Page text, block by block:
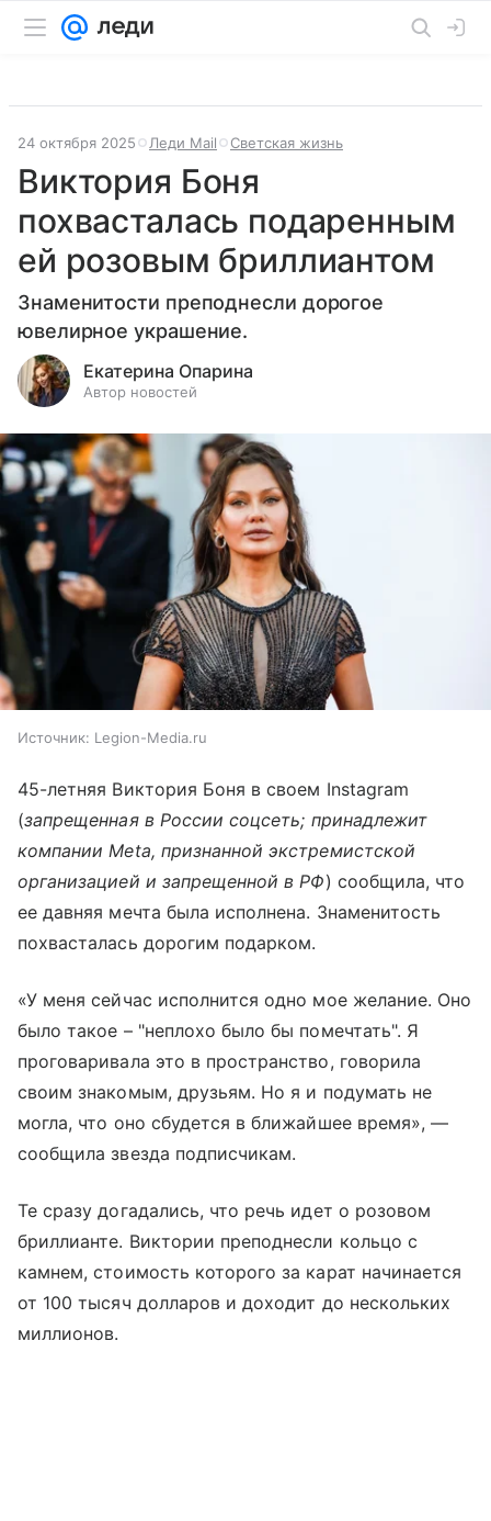
24 октября 2025 Леди Mail Светская жизнь
Виктория Боня
похвасталась подаренным
ей розовым бриллиантом
Знаменитости преподнесли дорогое
ювелирное украшение.
Екатерина Опарина
Автор новостей
Источник: Legion-Media.ru
45-летняя Виктория Боня в своем Instagram
(запрещенная в России соцсеть; принадлежит
компании Meta, признанной экстремистской
организацией и запрещенной в РФ) сообщила, что
ее давняя мечта была исполнена. Знаменитость
похвасталась дорогим подарком.
«У меня сейчас исполнится одно мое желание. Оно
было такое – "неплохо было бы помечтать". Я
проговаривала это в пространство, говорила
своим знакомым, друзьям. Но я и подумать не
могла, что оно сбудется в ближайшее время», —
сообщила звезда подписчикам.
Те сразу догадались, что речь идет о розовом
бриллианте. Виктории преподнесли кольцо с
камнем, стоимость которого за карат начинается
от 100 тысяч долларов и доходит до нескольких
миллионов.